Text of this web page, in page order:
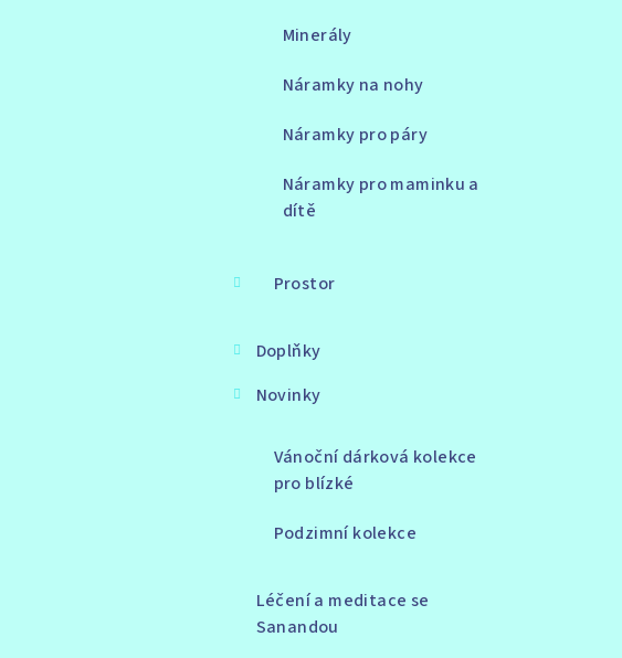
Minerály
Náramky na nohy
Náramky pro páry
Náramky pro maminku a
dítě
Prostor
Doplňky
Novinky
Vánoční dárková kolekce
pro blízké
Podzimní kolekce
Léčení a meditace se
Sanandou